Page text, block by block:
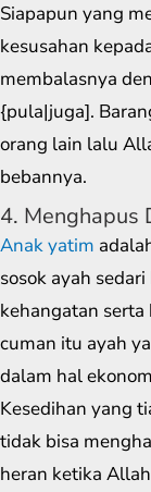
Siapapun yang
kesusahan
membalasnya
{pula|juga].
orang lain lalu
bebannya.
4. Menghapus
Anak yatim
sosok ayah
kehangatan serta
cuman itu ayah
dalam hal
Kesedihan yang
tidak bisa
heran ketika